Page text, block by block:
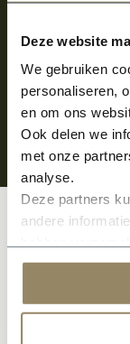
Deze website
We gebruiken
personaliseren,
en om ons
Ook delen we
met onze
analyse.
Deze partners
andere
services.
Categorieën